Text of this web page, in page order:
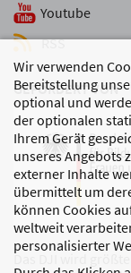
Wir verwenden
Bereitstellung
optional und
der optionalen
Ihrem Gerät
unseres Angebots
externer Inhalte
übermittelt um
können Cookies
weltweit
personalisierter
Youtube
RSS
GEFÖRDERT VON
Das DJI wird